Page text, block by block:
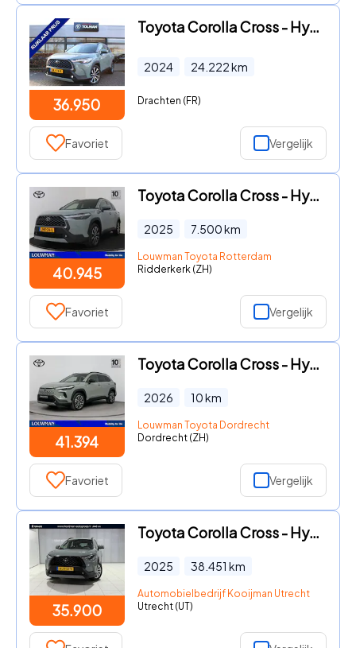
36.950
Toyota Corolla Cross - Hybrid 200 Style | Rijklaar | Stoelverwarming | Blind Spot |
2024 24.222km
Drachten (FR)
Favoriet Vergelijk
40.945
Toyota Corolla Cross - Hybrid 200 Dynamic
2025 7.500km
Louwman Toyota Rotterdam
Ridderkerk (ZH)
Favoriet Vergelijk
41.394
Toyota Corolla Cross - Hybrid 140 Dynamic | NIEUW & DIRECT LEVERBAAR | Prijs inclus
2026 10km
Louwman Toyota Dordrecht
Dordrecht (ZH)
Favoriet Vergelijk
35.900
Toyota Corolla Cross - Hybrid 140 Active | Apple carplay/anroid auto | Camera achte
2025 38.451 km
Automobielbedrijf Kooijman Utrecht B.V.
Utrecht (UT)